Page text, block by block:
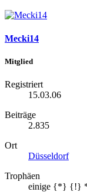
Mecki14
Mitglied
Registriert
15.03.06
Beiträge
2.835
Ort
Düsseldorf
Trophäen
einige {*} {!}